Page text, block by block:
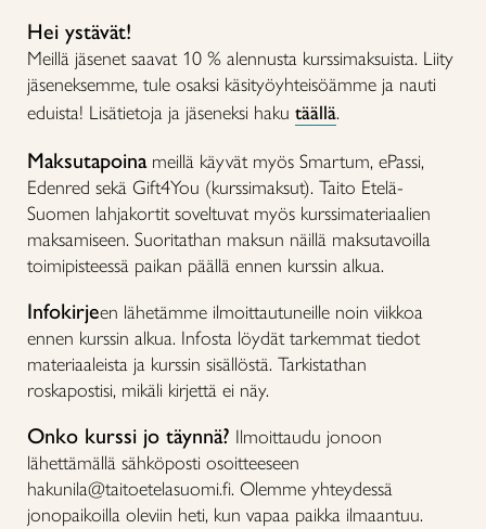
Hei ystävät!
Meillä jäsenet saavat 10 % alennusta kurssimaksuista. Liity
jäseneksemme, tule osaksi käsityöyhteisöämme ja nauti
eduista! Lisätietoja ja jäseneksi haku täällä.
Maksutapoinameillä käyvät myös Smartum, ePassi,
Edenred sekä Gift4You (kurssimaksut). Taito Etelä-
Suomen lahjakortit soveltuvat myös kurssimateriaalien
maksamiseen. Suoritathan maksun näillä maksutavoilla
toimipisteessä paikan päällä ennen kurssin alkua.
Infokirjeen lähetämme ilmoittautuneille noin viikkoa
ennen kurssin alkua. Infosta löydät tarkemmat tiedot
materiaaleista ja kurssin sisällöstä. Tarkistathan
roskapostisi, mikäli kirjettä ei näy.
Onko kurssi jo täynnä? Ilmoittaudu jonoon
lähettämällä sähköposti osoitteeseen
hakunila@taitoetelasuomi.fi. Olemme yhteydessä
jonopaikoilla oleviin heti, kun vapaa paikka ilmaantuu.